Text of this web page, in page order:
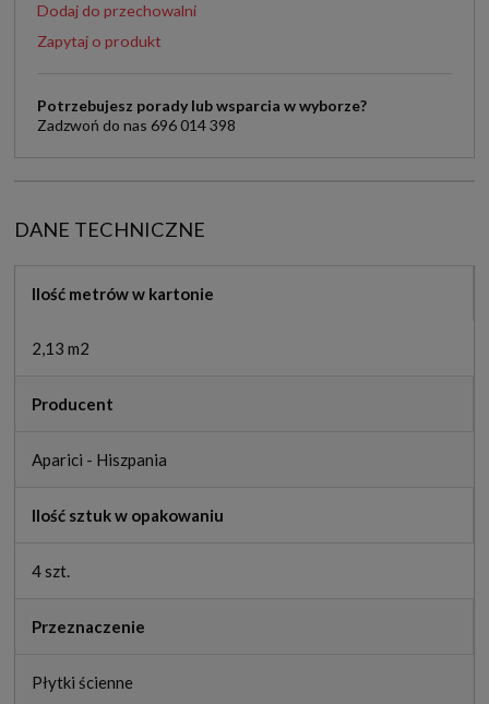
Dodaj do przechowalni
Zapytaj o produkt
Potrzebujesz porady lub wsparcia w wyborze?
Zadzwoń do nas 696 014 398
DANE TECHNICZNE
Ilość metrów w kartonie
2,13 m2
Producent
Aparici - Hiszpania
Ilość sztuk w opakowaniu
4 szt.
Przeznaczenie
Płytki ścienne